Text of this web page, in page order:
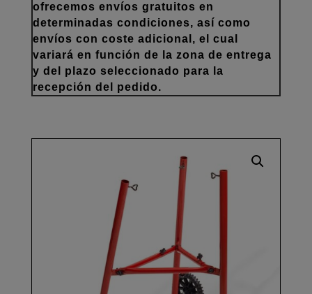
ofrecemos envíos gratuitos en
determinadas condiciones, así como
envíos con coste adicional, el cual
variará en función de la zona de entrega
y del plazo seleccionado para la
recepción del pedido.